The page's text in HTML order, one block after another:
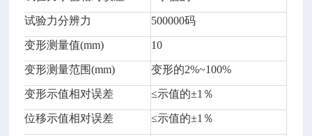
试验力分辨力 500000码
变形测量值(mm) 10
变形测量范围(mm) 变形的2%~100%
变形示值相对误差 ≤示值的±1％
位移示值相对误差 ≤示值的±1％